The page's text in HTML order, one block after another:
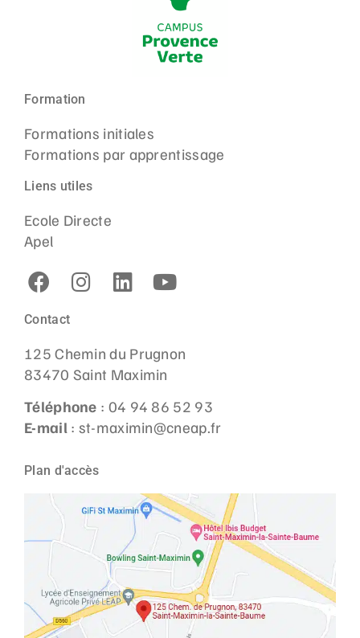
Formation
Formations initiales
Formations par apprentissage
Liens utiles
Ecole Directe
Apel
Contact
125 Chemin du Prugnon
83470 Saint Maximin
Téléphone : 04 94 86 52 93
E-mail : st-maximin@cneap.fr
Plan d'accès